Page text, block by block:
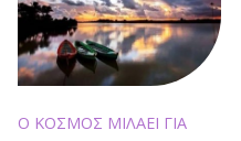
Ο ΚΟΣΜΟΣ ΜΙΛΑΕΙ ΓΙΑ